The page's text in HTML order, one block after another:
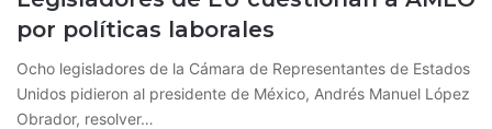
por políticas laborales
Ocho legisladores de la Cámara de Representantes de Estados
Unidos pidieron al presidente de México, Andrés Manuel López
Obrador, resolver…